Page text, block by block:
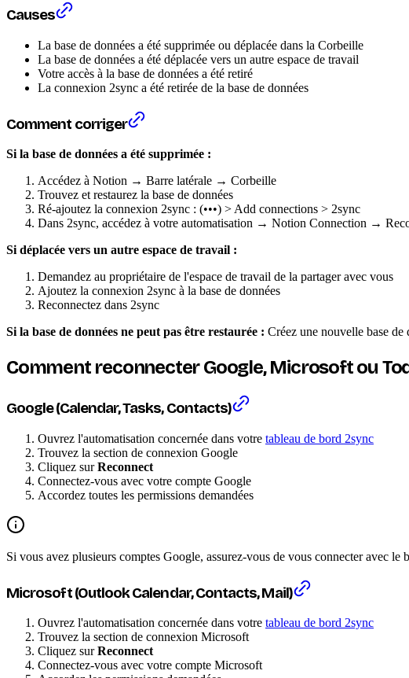
Causes
La base de données a été supprimée ou déplacée dans la Corbeille
La base de données a été déplacée vers un autre espace de travail
Votre accès à la base de données a été retiré
La connexion 2sync a été retirée de la base de données
Comment corriger
Si la base de données a été supprimée :
Accédez à Notion → Barre latérale → Corbeille
Trouvez et restaurez la base de données
Ré-ajoutez la connexion 2sync : (•••) > Add connections > 2sync
Dans 2sync, accédez à votre automatisation → Notion Connection →
Si déplacée vers un autre espace de travail :
Demandez au propriétaire de l'espace de travail de la partager avec vous
Ajoutez la connexion 2sync à la base de données
Reconnectez dans 2sync
Si la base de données ne peut pas être restaurée : Créez une nouvelle base de
Comment reconnecter Google, Microsoft ou
Google (Calendar, Tasks, Contacts)
Ouvrez l'automatisation concernée dans votre tableau de bord 2sync
Trouvez la section de connexion Google
Cliquez surReconnect
Connectez-vous avec votre compte Google
Accordez toutes les permissions demandées
Si vous avez plusieurs comptes Google, assurez-vous de vous connecter avec le
Microsoft (Outlook Calendar, Contacts, Mail)
Ouvrez l'automatisation concernée dans votre tableau de bord 2sync
Trouvez la section de connexion Microsoft
Cliquez surReconnect
Connectez-vous avec votre compte Microsoft